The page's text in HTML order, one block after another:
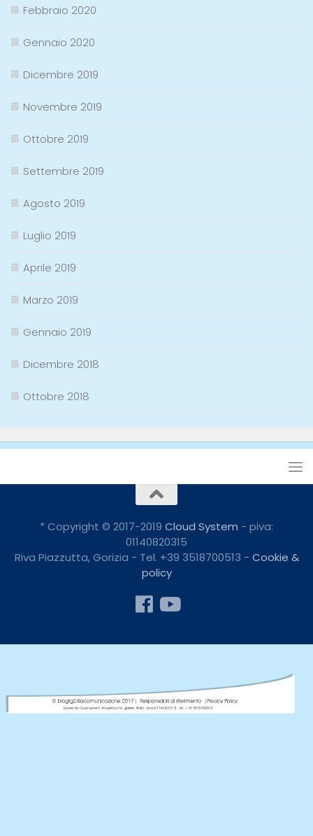
Febbraio 2020
Gennaio 2020
Dicembre 2019
Novembre 2019
Ottobre 2019
Settembre 2019
Agosto 2019
Luglio 2019
Aprile 2019
Marzo 2019
Gennaio 2019
Dicembre 2018
Ottobre 2018
* Copyright © 2017-2019 Cloud System - piva:
01140820315
Riva Piazzutta, Gorizia - Tel. +39 3518700513 - Cookie &
policy